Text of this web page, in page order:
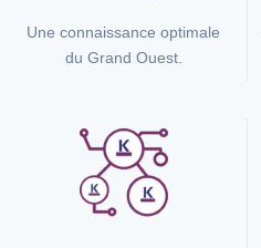
Une connaissance optimale
du Grand Ouest.